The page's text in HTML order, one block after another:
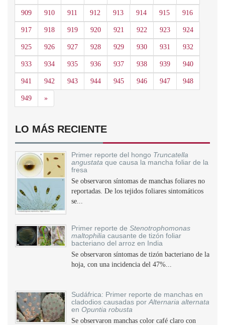
909 910 911 912 913 914 915 916
917 918 919 920 921 922 923 924
925 926 927 928 929 930 931 932
933 934 935 936 937 938 939 940
941 942 943 944 945 946 947 948
949 »Siguiente
LO MÁS RECIENTE
Primer reporte del hongo Truncatella
angustata que causa la mancha foliar de la
fresa
Se observaron síntomas de manchas foliares no
reportadas. De los tejidos foliares sintomáticos
se...
Primer reporte de Stenotrophomonas
maltophilia causante de tizón foliar
bacteriano del arroz en India
Se observaron síntomas de tizón bacteriano de la
hoja, con una incidencia del 47%...
Sudáfrica: Primer reporte de manchas en
cladodios causadas por Alternaria alternata
en Opuntia robusta
Se observaron manchas color café claro con